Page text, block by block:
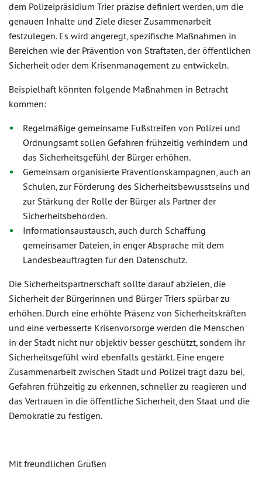
dem Polizeipräsidium Trier präzise definiert werden, um die
genauen Inhalte und Ziele dieser Zusammenarbeit
festzulegen. Es wird angeregt, spezifische Maßnahmen in
Bereichen wie der Prävention von Straftaten, der öffentlichen
Sicherheit oder dem Krisenmanagement zu entwickeln.
Beispielhaft könnten folgende Maßnahmen in Betracht
kommen:
Regelmäßige gemeinsame Fußstreifen von Polizei und
Ordnungsamt sollen Gefahren frühzeitig verhindern und
das Sicherheitsgefühl der Bürger erhöhen.
Gemeinsam organisierte Präventionskampagnen, auch an
Schulen, zur Förderung des Sicherheitsbewusstseins und
zur Stärkung der Rolle der Bürger als Partner der
Sicherheitsbehörden.
Informationsaustausch, auch durch Schaffung
gemeinsamer Dateien, in enger Absprache mit dem
Landesbeauftragten für den Datenschutz.
Die Sicherheitspartnerschaft sollte darauf abzielen, die
Sicherheit der Bürgerinnen und Bürger Triers spürbar zu
erhöhen. Durch eine erhöhte Präsenz von Sicherheitskräften
und eine verbesserte Krisenvorsorge werden die Menschen
in der Stadt nicht nur objektiv besser geschützt, sondern ihr
Sicherheitsgefühl wird ebenfalls gestärkt. Eine engere
Zusammenarbeit zwischen Stadt und Polizei trägt dazu bei,
Gefahren frühzeitig zu erkennen, schneller zu reagieren und
das Vertrauen in die öffentliche Sicherheit, den Staat und die
Demokratie zu festigen.
Mit freundlichen Grüßen